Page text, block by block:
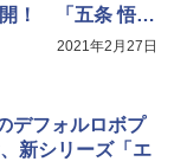
！ 「五条 悟」
2021年2月27日
デフォルロボプ
新シリーズ「エ